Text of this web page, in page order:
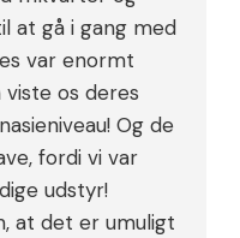
at gå i gang med
var enormt
os deres
Og de
fordi vi var
udstyr!
at det er umuligt